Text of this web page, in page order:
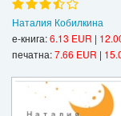
Наталия Кобилкина
е-книга:6.13 EUR |
печатна:7.66 EUR |